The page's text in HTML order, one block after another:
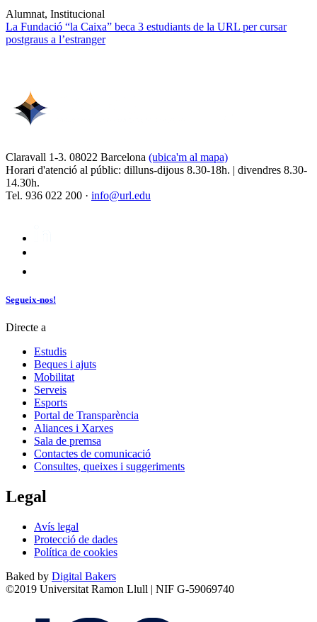
Alumnat, Institucional
La Fundació “la Caixa” beca 3 estudiants de la URL per cursar
postgraus a l’estranger
Claravall 1-3. 08022 Barcelona (ubica'm al mapa)
Horari d'atenció al públic: dilluns-dijous 8.30-18h. | divendres 8.30-
14.30h.
Tel. 936 022 200 · info@url.edu
Segueix-nos!
Directe a
Estudis
Beques i ajuts
Mobilitat
Serveis
Esports
Portal de Transparència
Aliances i Xarxes
Sala de premsa
Contactes de comunicació
Consultes, queixes i suggeriments
Legal
Avís legal
Protecció de dades
Política de cookies
Baked by Digital Bakers
©2019 Universitat Ramon Llull | NIF G-59069740